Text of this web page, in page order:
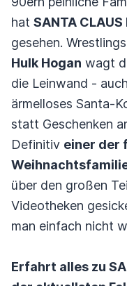
hat SANTA CLAUS
gesehen.
Hulk Hogan wagt
die Leinwand -
ärmelloses Santa-
statt Geschenken
Definitiv einer der
über den großen
Videotheken
man einfach nicht
Erfahrt alles zu